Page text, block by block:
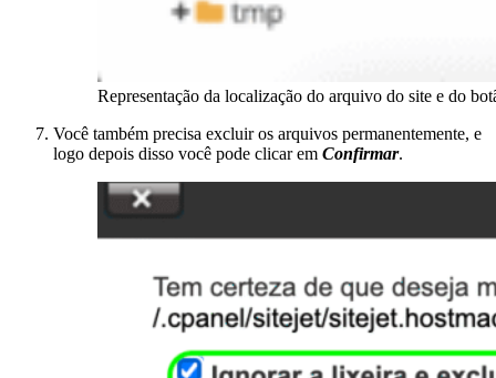
Representação da localização do arquivo do site e do
Você também precisa excluir os arquivos permanentemente, e
logo depois disso você pode clicar em Confirmar.